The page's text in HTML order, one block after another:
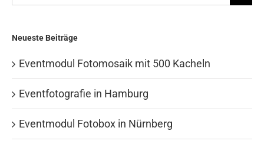
nach:
Neueste Beiträge
Eventmodul Fotomosaik mit 500 Kacheln
Eventfotografie in Hamburg
Eventmodul Fotobox in Nürnberg